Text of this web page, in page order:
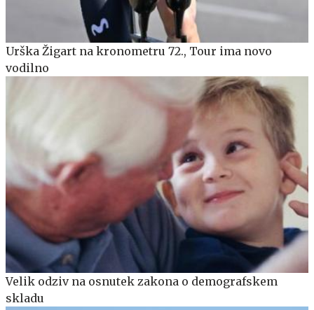
Urška Žigart na kronometru 72., Tour ima novo
vodilno
Velik odziv na osnutek zakona o demografskem
skladu